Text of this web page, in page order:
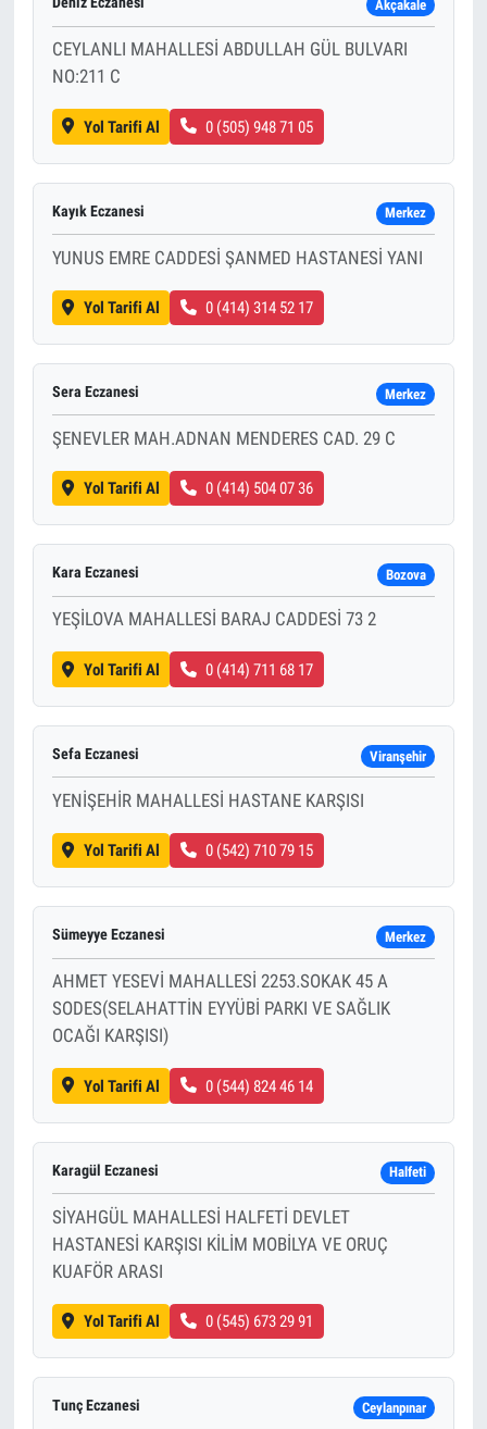
Akçakale
CEYLANLI MAHALLESİ ABDULLAH GÜL BULVARI
NO:211 C
Yol Tarifi Al 0 (505) 948 71 05
Kayık Eczanesi Merkez
YUNUS EMRE CADDESİ ŞANMED HASTANESİ YANI
Yol Tarifi Al 0 (414) 314 52 17
Sera Eczanesi Merkez
ŞENEVLER MAH.ADNAN MENDERES CAD. 29 C
Yol Tarifi Al 0 (414) 504 07 36
Kara Eczanesi Bozova
YEŞİLOVA MAHALLESİ BARAJ CADDESİ 73 2
Yol Tarifi Al 0 (414) 711 68 17
Sefa Eczanesi Viranşehir
YENİŞEHİR MAHALLESİ HASTANE KARŞISI
Yol Tarifi Al 0 (542) 710 79 15
Sümeyye Eczanesi Merkez
AHMET YESEVİ MAHALLESİ 2253.SOKAK 45 A
SODES(SELAHATTİN EYYÜBİ PARKI VE SAĞLIK
OCAĞI KARŞISI)
Yol Tarifi Al 0 (544) 824 46 14
Karagül Eczanesi Halfeti
SİYAHGÜL MAHALLESİ HALFETİ DEVLET
HASTANESİ KARŞISI KİLİM MOBİLYA VE ORUÇ
KUAFÖR ARASI
Yol Tarifi Al 0 (545) 673 29 91
Tunç Eczanesi Ceylanpınar